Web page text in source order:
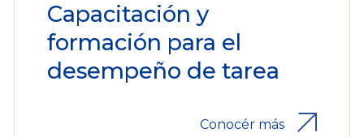
Capacitación y
formación para el
desempeño de tarea
Conocér más